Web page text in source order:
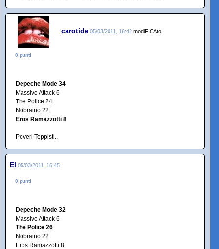
carotide 05/03/2011, 16:42 modiFICAto
0 punti
Depeche Mode 34
Massive Attack 6
The Police 24
Nobraino 22
Eros Ramazzotti 8
Poveri Teppisti..
El 05/03/2011, 16:45
0 punti
Depeche Mode 32
Massive Attack 6
The Police 26
Nobraino 22
Eros Ramazzotti 8